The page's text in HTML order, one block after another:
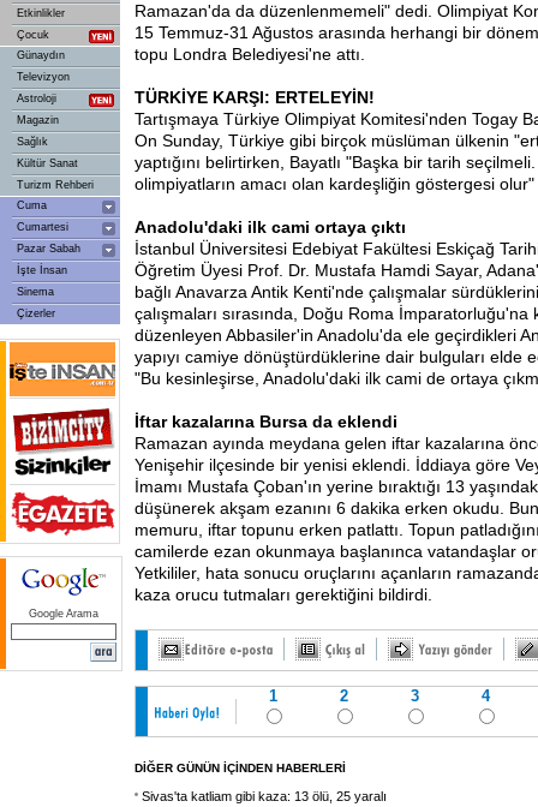
Etkinlikler
Çocuk
Günaydın
Televizyon
Astroloji
Magazin
Sağlık
Kültür Sanat
Turizm Rehberi
Cuma
Cumartesi
Pazar Sabah
İşte İnsan
Sinema
Çizerler
Google Arama
Ramazan'da da düzenlenmemeli" dedi. Olimpiyat
15 Temmuz-31 Ağustos arasında herhangi bir
topu Londra Belediyesi'ne attı.
TÜRKİYE KARŞI: ERTELEYİN!
Tartışmaya Türkiye Olimpiyat Komitesi'nden Togay
On Sunday, Türkiye gibi birçok müslüman ülkenin
yaptığını belirtirken, Bayatlı "Başka bir tarih seçilmeli.
olimpiyatların amacı olan kardeşliğin göstergesi
Anadolu'daki ilk cami ortaya çıktı
İstanbul Üniversitesi Edebiyat Fakültesi Eskiçağ
Öğretim Üyesi Prof. Dr. Mustafa Hamdi Sayar,
bağlı Anavarza Antik Kenti'nde çalışmalar
çalışmaları sırasında, Doğu Roma İmparatorluğu'na
düzenleyen Abbasiler'in Anadolu'da ele geçirdikleri
yapıyı camiye dönüştürdüklerine dair bulguları elde
"Bu kesinleşirse, Anadolu'daki ilk cami de ortaya
İftar kazalarına Bursa da eklendi
Ramazan ayında meydana gelen iftar kazalarına
Yenişehir ilçesinde bir yenisi eklendi. İddiaya göre
İmamı Mustafa Çoban'ın yerine bıraktığı 13
düşünerek akşam ezanını 6 dakika erken okudu.
memuru, iftar topunu erken patlattı. Topun
camilerde ezan okunmaya başlanınca vatandaşlar
Yetkililer, hata sonucu oruçlarını açanların
kaza orucu tutmaları gerektiğini bildirdi.
1 2 3 4
DİĞER GÜNÜN İÇİNDEN HABERLERİ
Sivas'ta katliam gibi kaza: 13 ölü, 25 yaralı